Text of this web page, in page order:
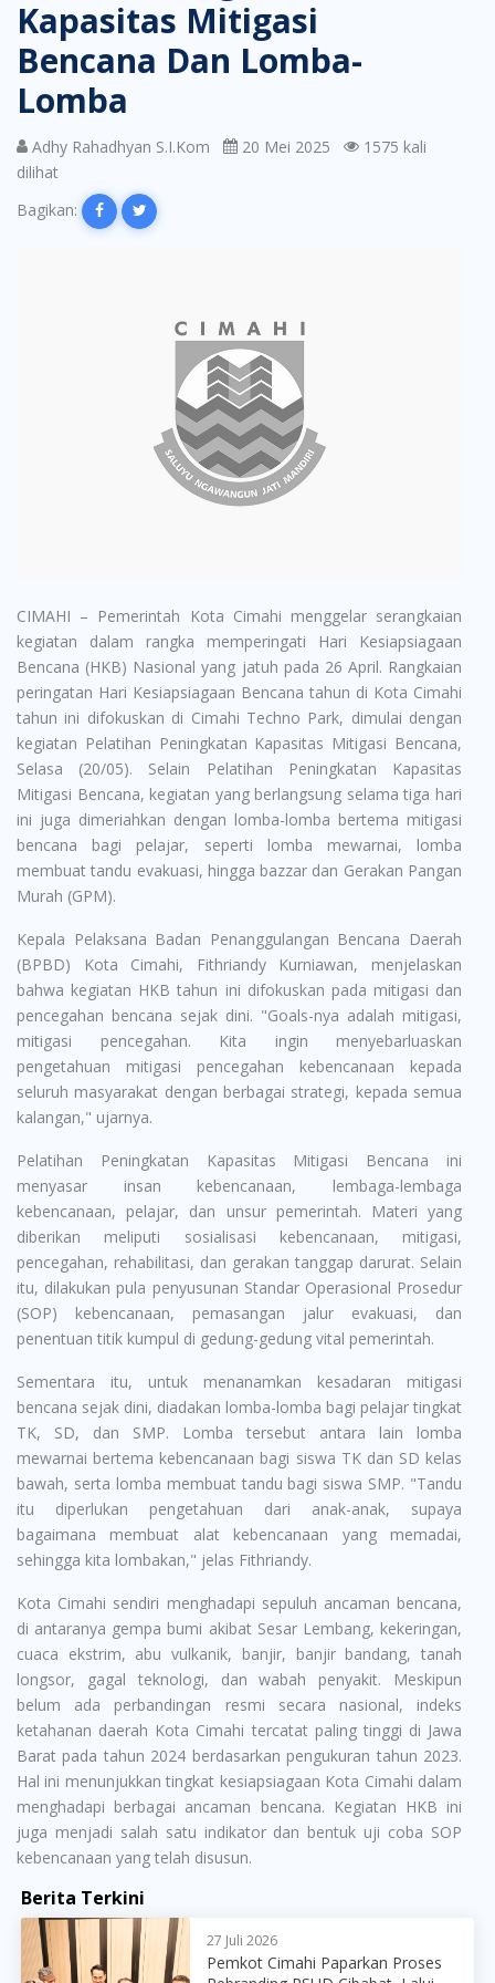
Kapasitas Mitigasi
Bencana Dan Lomba-
Lomba
Adhy Rahadhyan S.I.Kom 20 Mei 2025
1575 kali
dilihat
Bagikan:
CIMAHI – Pemerintah Kota Cimahi menggelar serangkaian
kegiatan dalam rangka memperingati Hari Kesiapsiagaan
Bencana (HKB) Nasional yang jatuh pada 26 April. Rangkaian
peringatan Hari Kesiapsiagaan Bencana tahun di Kota Cimahi
tahun ini difokuskan di Cimahi Techno Park, dimulai dengan
kegiatan Pelatihan Peningkatan Kapasitas Mitigasi Bencana,
Selasa (20/05). Selain Pelatihan Peningkatan Kapasitas
Mitigasi Bencana, kegiatan yang berlangsung selama tiga hari
ini juga dimeriahkan dengan lomba-lomba bertema mitigasi
bencana bagi pelajar, seperti lomba mewarnai, lomba
membuat tandu evakuasi, hingga bazzar dan Gerakan Pangan
Murah (GPM).
Kepala Pelaksana Badan Penanggulangan Bencana Daerah
(BPBD) Kota Cimahi, Fithriandy Kurniawan, menjelaskan
bahwa kegiatan HKB tahun ini difokuskan pada mitigasi dan
pencegahan bencana sejak dini. "Goals-nya adalah mitigasi,
mitigasi pencegahan. Kita ingin menyebarluaskan
pengetahuan mitigasi pencegahan kebencanaan kepada
seluruh masyarakat dengan berbagai strategi, kepada semua
kalangan," ujarnya.
Pelatihan Peningkatan Kapasitas Mitigasi Bencana ini
menyasar insan kebencanaan, lembaga-lembaga
kebencanaan, pelajar, dan unsur pemerintah. Materi yang
diberikan meliputi sosialisasi kebencanaan, mitigasi,
pencegahan, rehabilitasi, dan gerakan tanggap darurat. Selain
itu, dilakukan pula penyusunan Standar Operasional Prosedur
(SOP) kebencanaan, pemasangan jalur evakuasi, dan
penentuan titik kumpul di gedung-gedung vital pemerintah.
Sementara itu, untuk menanamkan kesadaran mitigasi
bencana sejak dini, diadakan lomba-lomba bagi pelajar tingkat
TK, SD, dan SMP. Lomba tersebut antara lain lomba
mewarnai bertema kebencanaan bagi siswa TK dan SD kelas
bawah, serta lomba membuat tandu bagi siswa SMP. "Tandu
itu diperlukan pengetahuan dari anak-anak, supaya
bagaimana membuat alat kebencanaan yang memadai,
sehingga kita lombakan," jelas Fithriandy.
Kota Cimahi sendiri menghadapi sepuluh ancaman bencana,
di antaranya gempa bumi akibat Sesar Lembang, kekeringan,
cuaca ekstrim, abu vulkanik, banjir, banjir bandang, tanah
longsor, gagal teknologi, dan wabah penyakit. Meskipun
belum ada perbandingan resmi secara nasional, indeks
ketahanan daerah Kota Cimahi tercatat paling tinggi di Jawa
Barat pada tahun 2024 berdasarkan pengukuran tahun 2023.
Hal ini menunjukkan tingkat kesiapsiagaan Kota Cimahi dalam
menghadapi berbagai ancaman bencana. Kegiatan HKB ini
juga menjadi salah satu indikator dan bentuk uji coba SOP
kebencanaan yang telah disusun.
Berita Terkini
27 Juli 2026
Pemkot Cimahi Paparkan Proses